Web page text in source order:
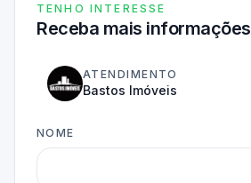
TENHO INTERESSE
Receba mais informações
ATENDIMENTO
Bastos Imóveis
NOME